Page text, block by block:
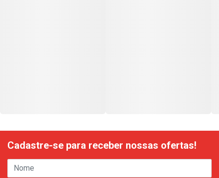
Cadastre-se para receber nossas ofertas!